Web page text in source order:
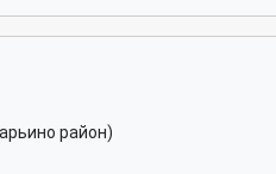
район)